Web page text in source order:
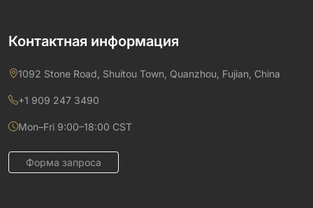
Контактная информация
1092 Stone Road, Shuitou Town, Quanzhou, Fujian, China
+1 909 247 3490
Mon–Fri 9:00–18:00 CST
Форма запроса